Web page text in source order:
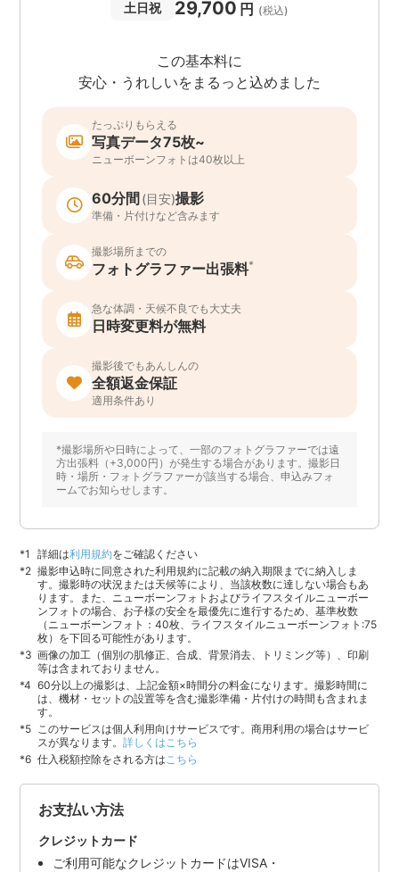
土日祝 29,700 円 (税込)
この基本料に
安心・うれしいをまるっと込めました
たっぷりもらえる
写真データ75枚~
ニューボーンフォトは40枚以上
60分間 (目安)撮影
準備・片付けなど含みます
撮影場所までの
フォトグラファー出張料*
急な体調・天候不良でも大丈夫
日時変更料が無料
撮影後でもあんしんの
全額返金保証
適用条件あり
*撮影場所や日時によって、一部のフォトグラファーでは遠
方出張料（+3,000円）が発生する場合があります。撮影日
時・場所・フォトグラファーが該当する場合、申込みフォ
ームでお知らせします。
詳細は利用規約をご確認ください
撮影申込時に同意された利用規約に記載の納入期限までに納入しま
す。撮影時の状況または天候等により、当該枚数に達しない場合もあ
ります。また、ニューボーンフォトおよびライフスタイルニューボー
ンフォトの場合、お子様の安全を最優先に進行するため、基準枚数
（ニューボーンフォト：40枚、ライフスタイルニューボーンフォト:75
枚）を下回る可能性があります。
画像の加工（個別の肌修正、合成、背景消去、トリミング等）、印刷
等は含まれておりません。
60分以上の撮影は、上記金額×時間分の料金になります。撮影時間に
は、機材・セットの設置等を含む撮影準備・片付けの時間も含まれま
す。
このサービスは個人利用向けサービスです。商用利用の場合はサービ
スが異なります。詳しくはこちら
仕入税額控除をされる方は こちら
お支払い方法
クレジットカード
ご利用可能なクレジットカードはVISA・